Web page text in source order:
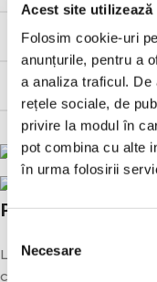
Acest site
Folosim cookie-uri
anunțurile, pentru a
a analiza traficul. De
rețele sociale, de
privire la modul în
pot combina cu alte
în urma folosirii
consimțământului
Necesare
STERIL
MARCAJ
POLITICA DE
Livrarea se va face in
comenzii.